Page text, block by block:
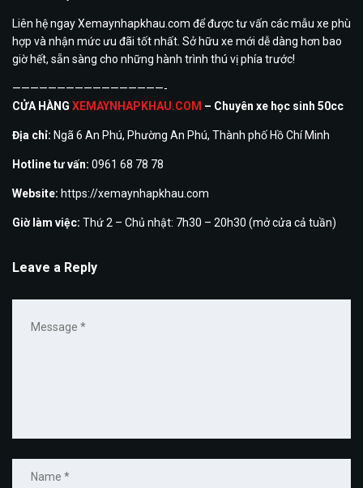
Liên hệ ngay Xemaynhapkhau.com để được tư vấn các mẫu xe phù
hợp và nhận mức ưu đãi tốt nhất. Sở hữu xe mới dễ dàng hơn bao
giờ hết, sẵn sàng cho những hành trình thú vị phía trước!
—————————————————-
CỬA HÀNG XEMAYNHAPKHAU.COM – Chuyên xe học sinh 50cc
Địa chỉ: Ngã 6 An Phú, Phường An Phú, Thành phố Hồ Chí Minh
Hotline tư vấn: 0961 68 78 78
Website: https://xemaynhapkhau.com
Giờ làm việc: Thứ 2 – Chủ nhật: 7h30 – 20h30 (mở cửa cả tuần)
Leave a Reply